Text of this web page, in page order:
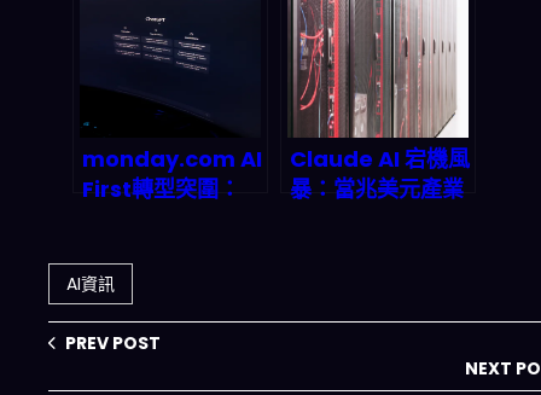
該如何重塑備份策
略？
帳單，開發者到底
該不該恐慌？
monday.com AI
First轉型突圍：
場預期？
Claude AI 宕機風
暴：當兆美元產業
AI資訊
PREV POST
NEXT